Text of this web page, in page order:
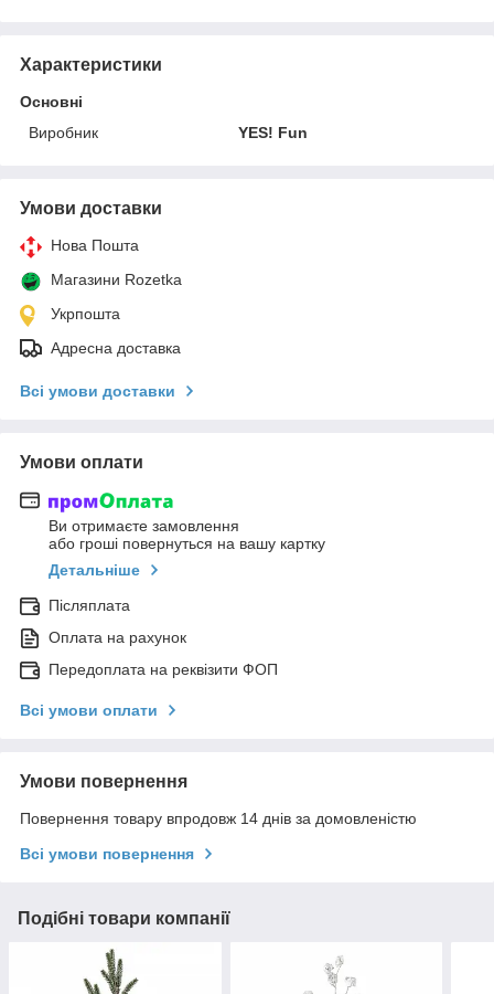
Характеристики
Основні
Виробник
YES! Fun
Умови доставки
Нова Пошта
Магазини Rozetka
Укрпошта
Адресна доставка
Всі умови доставки
Умови оплати
Ви отримаєте замовлення
або гроші повернуться на вашу картку
Детальніше
Післяплата
Оплата на рахунок
Передоплата на реквізити ФОП
Всі умови оплати
Умови повернення
Повернення товару впродовж 14 днів за домовленістю
Всі умови повернення
Подібні товари компанії